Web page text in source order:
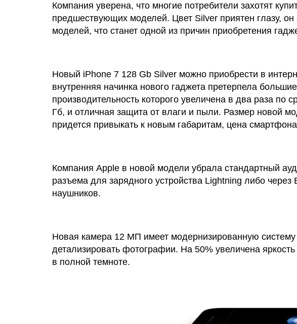
Компания уверена, что многие потребители захотят
предшествующих моделей. Цвет Silver приятен глазу,
моделей, что станет одной из причин приобретения
Новый iPhone 7 128 Gb Silver можно приобрести в
внутренняя начинка нового гаджета претерпела
производительность которого увеличена в два раза
Гб, и отличная защита от влаги и пыли. Размер новой
придется привыкать к новым габаритам, цена
Компания Apple в новой модели убрала стандартный
разъема для зарядного устройства Lightning либо
наушников.
Новая камера 12 МП имеет модернизированную
детализировать фотографии. На 50% увеличена
в полной темноте.